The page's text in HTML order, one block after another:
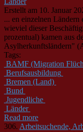
Erstellt am 10. Januar
... en einzelnen Ländern
wieviel dieser
prozentual) kamen aus
Asylherkunftsländern"
Tags:
BAMF (Migration
Berufsausbildung
Bremen (Land)
Bund
Jugendliche
Länder
Read more
306. Arbeitsuchende,